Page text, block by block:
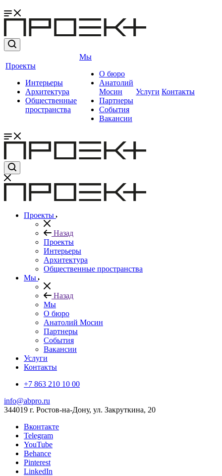
Проекты
Интерьеры
Архитектура
Общественные
пространства
Мы
О бюро
Анатолий
Мосин
Партнеры
События
Вакансии
Услуги Контакты
Проекты
Назад
Проекты
Интерьеры
Архитектура
Общественные пространства
Мы
Назад
Мы
О бюро
Анатолий Мосин
Партнеры
События
Вакансии
Услуги
Контакты
+7 863 210 10 00
info@abpro.ru
344019 г. Ростов-на-Дону, ул. Закруткина, 20
Вконтакте
Telegram
YouTube
Behance
Pinterest
LinkedIn